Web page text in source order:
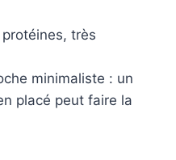
très
minimaliste : un
placé peut faire la